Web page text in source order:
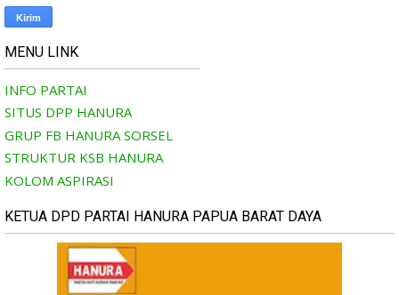
MENU LINK
INFO PARTAI
SITUS DPP HANURA
GRUP FB HANURA SORSEL
STRUKTUR KSB HANURA
KOLOM ASPIRASI
KETUA DPD PARTAI HANURA PAPUA BARAT DAYA